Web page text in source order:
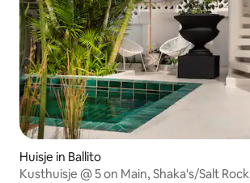
Huisje in Ballito
Kusthuisje @ 5 on Main, Shaka's/Salt Rock